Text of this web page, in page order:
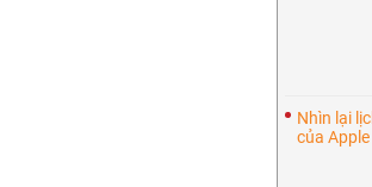
Nhìn lại
của Apple